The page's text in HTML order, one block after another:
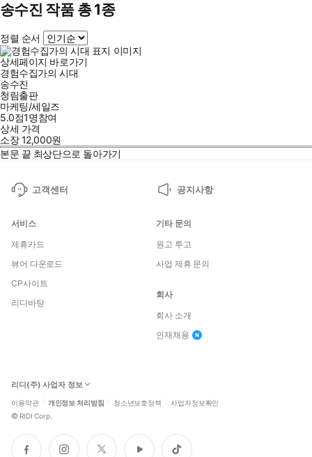
송수진 작품 총 1종
정렬 순서
상세페이지 바로가기
경험수집가의 시대
송수진
청림출판
마케팅/세일즈
5.0점1명참여
상세 가격
소장12,000원
본문 끝 최상단으로 돌아가기
고객센터 공지사항
서비스
제휴카드
뷰어 다운로드
CP사이트
리디바탕
기타 문의
원고 투고
사업 제휴 문의
회사
회사 소개
인재채용
리디(주) 사업자 정보
이용약관 개인정보 처리방침 청소년보호정책 사업자정보확인
© RIDI Corp.
페 인 트 유 틱